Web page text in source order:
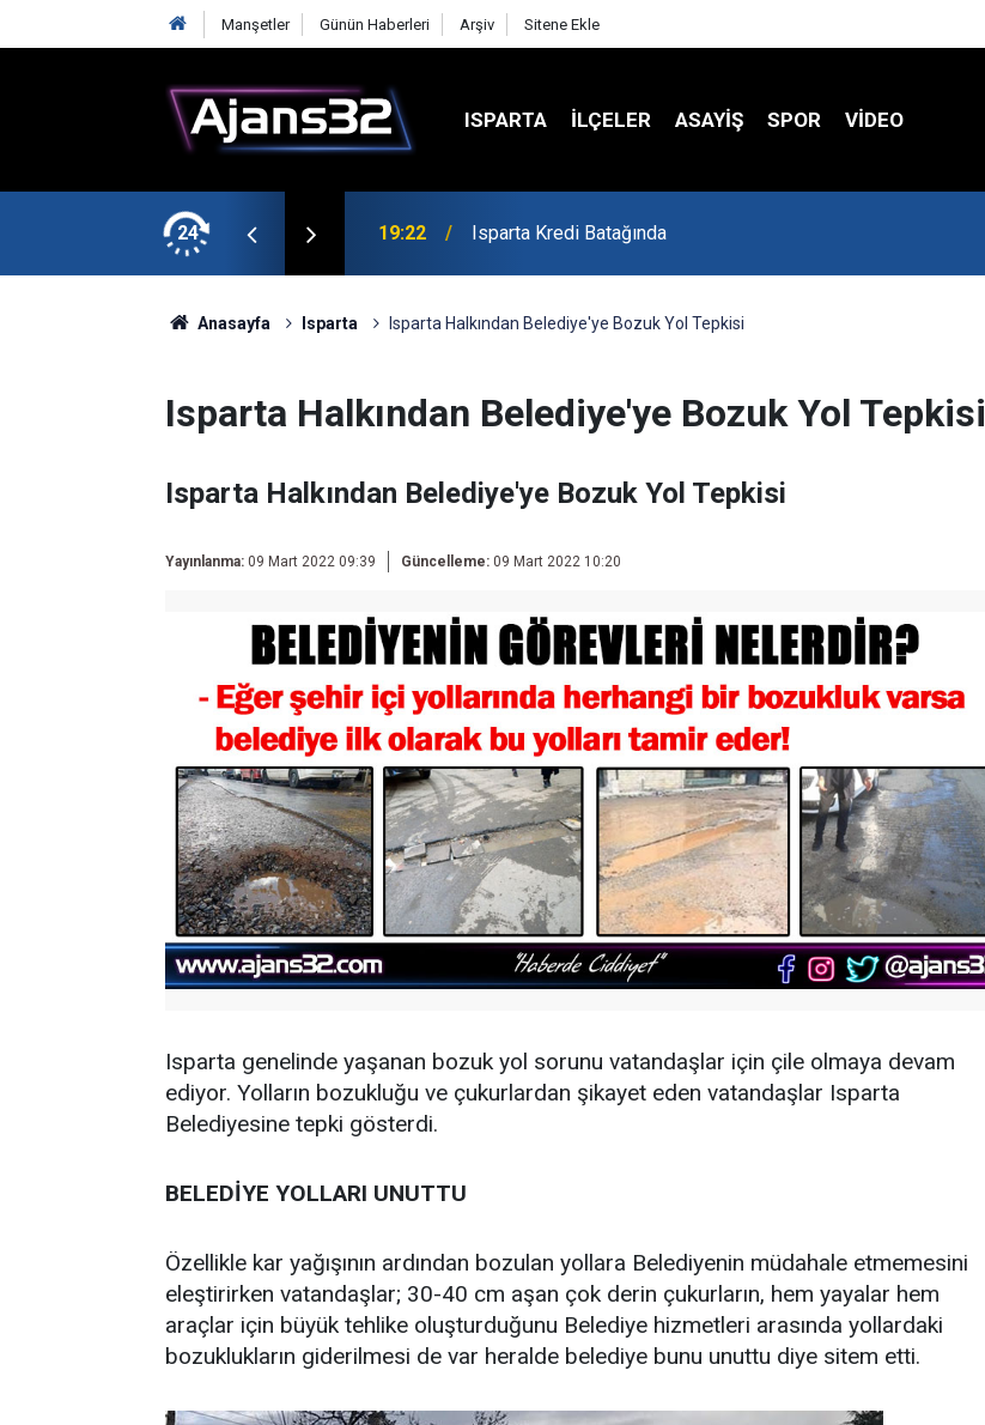
Manşetler Günün Haberleri Arşiv Sitene Ekle
ISPARTA İLÇELER ASAYİŞ SPOR VIDEO
24
Maçıyla Başlıyor 19:22 Isparta Kredi Batağında
Anasayfa Isparta Isparta Halkından Belediye'ye Bozuk Yol Tepkisi
Isparta Halkından Belediye'ye Bozuk Yol Tepkisi
Isparta Halkından Belediye'ye Bozuk Yol Tepkisi
Yayınlanma: 09 Mart 2022 09:39 Güncelleme: 09 Mart 2022 10:20
Isparta genelinde yaşanan bozuk yol sorunu vatandaşlar için çile olmaya devam
ediyor. Yolların bozukluğu ve çukurlardan şikayet eden vatandaşlar Isparta
Belediyesine tepki gösterdi.
BELEDİYE YOLLARI UNUTTU
Özellikle kar yağışının ardından bozulan yollara Belediyenin müdahale etmemesini
eleştirirken vatandaşlar; 30-40 cm aşan çok derin çukurların, hem yayalar hem
araçlar için büyük tehlike oluşturduğunu Belediye hizmetleri arasında yollardaki
bozuklukların giderilmesi de var heralde belediye bunu unuttu diye sitem etti.